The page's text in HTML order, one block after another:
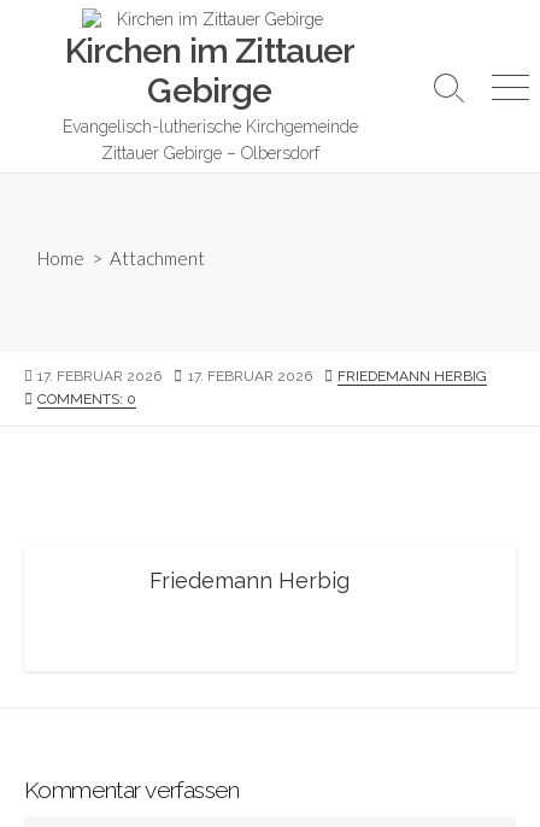
Kirchen im Zittauer
Gebirge
Evangelisch-lutherische Kirchgemeinde
Zittauer Gebirge – Olbersdorf
Search
Home > Attachment
PUBLISHED
DATE
17. FEBRUAR 2026
LAST
17. FEBRUAR 2026 AUTHOR
FRIEDEMANN HERBIG
COMMENTS: 0
Friedemann Herbig
Kommentar verfassen